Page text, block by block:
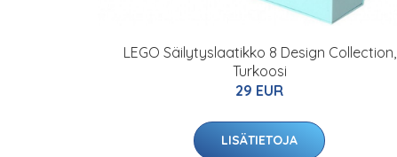
LEGO Säilytyslaatikko 8 Design Collection,
Turkoosi
29 EUR
LISÄTIETOJA